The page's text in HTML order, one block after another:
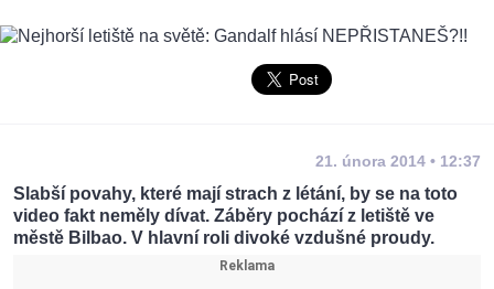
21. února 2014 • 12:37
Slabší povahy, které mají strach z létání, by se na toto
video fakt neměly dívat. Záběry pochází z letiště ve
městě Bilbao. V hlavní roli divoké vzdušné proudy.